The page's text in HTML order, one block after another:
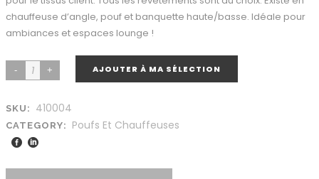
chauffeuse d’angle, pouf et banquette haute/basse. Idéale pour
ambiances et espaces lounge !
AJOUTER À MA SÉLECTION
SKU: 410004
CATEGORY: Poufs Et Chauffeuses